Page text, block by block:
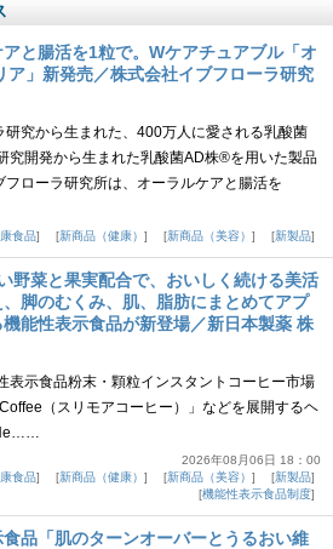
と腸活を1粒で。Wケアチュアブル「オ
ア」新発売／株式会社イブフローラ研究
研究から生まれた、400万人に愛される乳酸菌
究開発から生まれた乳酸菌AD株®を用いた製品
ローラ研究所は、オーラルケアと腸活を
食品 新商品（健康） 新商品（美容） 新製品
野菜と果実配合で、おいしく続ける美活
脚のむくみ、肌、脂肪にまとめてアプ
機能性表示食品が新登場／新日本製薬 株
表示食品粉末・顆粒インスタントコーヒー市場
（スリモアコーヒー）」などを展開するヘ
2026年08月06日 18：00
食品 新商品（健康） 新商品（美容）
新製品
機能性表示食品制度
品「肌のターンオーバーとうるおい維